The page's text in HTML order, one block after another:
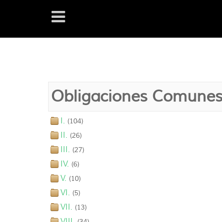
Obligaciones
I. (104)
II. (26)
III. (27)
IV. (6)
V. (10)
VI. (5)
VII. (13)